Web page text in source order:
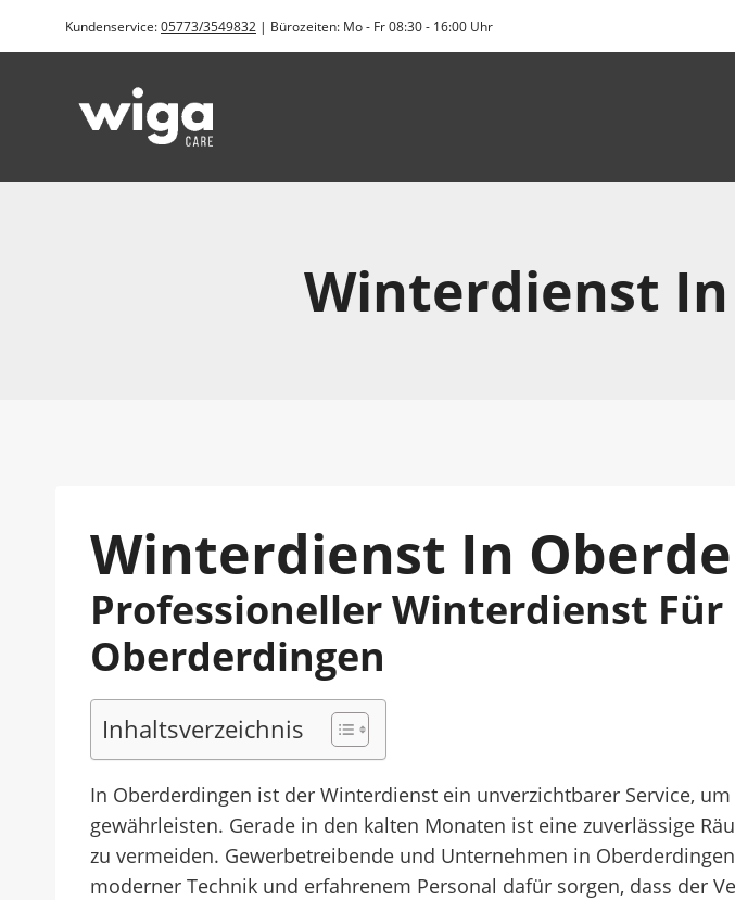
Kundenservice:05773/3549832 | Bürozeiten: Mo - Fr 08:30 - 16:00 Uhr
Winterdienst
Winterdienst In
Professioneller Winterdienst
Oberderdingen
Inhaltsverzeichnis
In Oberderdingen ist der Winterdienst ein unverzichtbarer Service,
gewährleisten. Gerade in den kalten Monaten ist eine zuverlässige
zu vermeiden. Gewerbetreibende und Unternehmen in
moderner Technik und erfahrenem Personal dafür sorgen, dass der